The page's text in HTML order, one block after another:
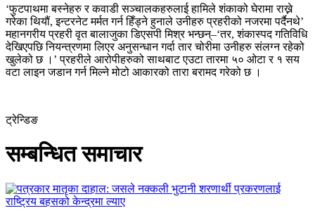
‘फुटपाथमा बस्नेहरु र कवाडी सञ्चालकहरुलाई हामिले शंकाको घेरामा राख्ने
गरेका थियौं, इन्टरनेट मर्मत गर्न हिँड्ने हुनाले उनीहरु प्रहरीको नजरमा पर्दैनथे’
महानगरीय प्रहरी वृत बालाजुका डिएसपी मिश्र भन्छन्–‘तर, शंकास्पद गतिविधि
देखिएपछि नियन्त्रणमा लिएर अनुसन्धान गर्दा तार चोरीमा उनीहरु संलग्न रहेको
खुलेको छ ।’ प्रहरीले आरोपीहरुको साथबाट एउटा तारमा ५० ओटा र १ सय
वटा लाइन जडान गर्न मिल्ने मोटो आकारको तारा बरामद गरेको छ ।
ट्रेन्डिङ
सम्बन्धित समाचार